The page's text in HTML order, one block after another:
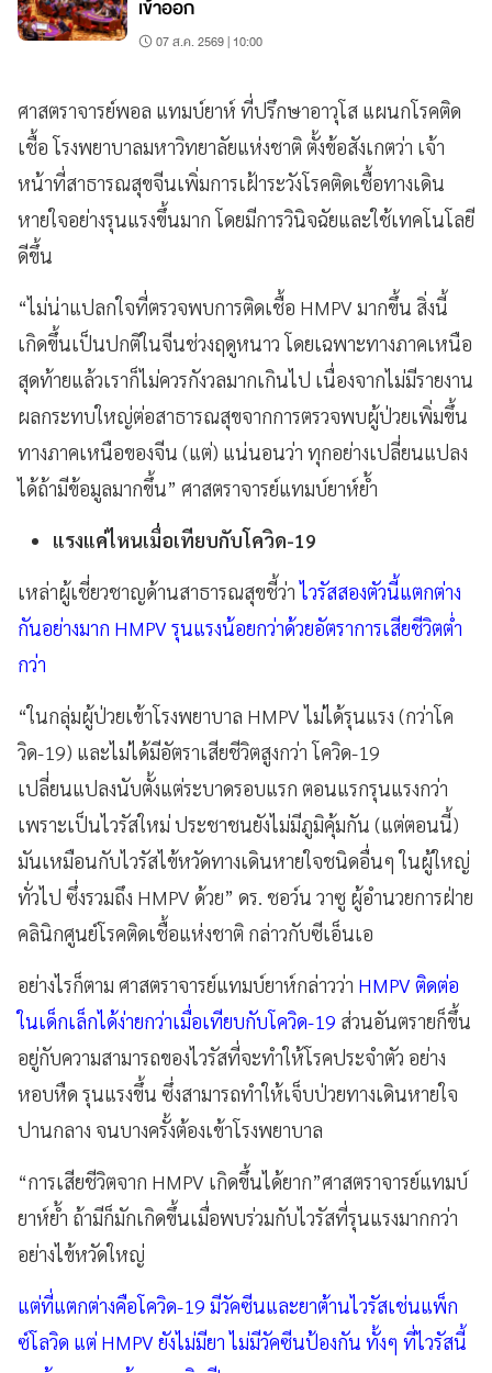
เข้าออก
07 ส.ค. 2569 | 10:00
ศาสตราจารย์พอล แทมบ์ยาห์ ที่ปรึกษาอาวุโส แผนกโรคติด
เชื้อ โรงพยาบาลมหาวิทยาลัยแห่งชาติ ตั้งข้อสังเกตว่า เจ้า
หน้าที่สาธารณสุขจีนเพิ่มการเฝ้าระวังโรคติดเชื้อทางเดิน
หายใจอย่างรุนแรงขึ้นมาก โดยมีการวินิจฉัยและใช้เทคโนโลยี
ดีขึ้น
“ไม่น่าแปลกใจที่ตรวจพบการติดเชื้อ HMPV มากขึ้น สิ่งนี้
เกิดขึ้นเป็นปกติในจีนช่วงฤดูหนาว โดยเฉพาะทางภาคเหนือ
สุดท้ายแล้วเราก็ไม่ควรกังวลมากเกินไป เนื่องจากไม่มีรายงาน
ผลกระทบใหญ่ต่อสาธารณสุขจากการตรวจพบผู้ป่วยเพิ่มขึ้น
ทางภาคเหนือของจีน (แต่) แน่นอนว่า ทุกอย่างเปลี่ยนแปลง
ได้ถ้ามีข้อมูลมากขึ้น” ศาสตราจารย์แทมบ์ยาห์ย้ำ
แรงแค่ไหนเมื่อเทียบกับโควิด-19
เหล่าผู้เชี่ยวชาญด้านสาธารณสุขชี้ว่าไวรัสสองตัวนี้แตกต่าง
กันอย่างมาก HMPV รุนแรงน้อยกว่าด้วยอัตราการเสียชีวิตต่ำ
กว่า
“ในกลุ่มผู้ป่วยเข้าโรงพยาบาล HMPV ไม่ได้รุนแรง (กว่าโค
วิด-19) และไม่ได้มีอัตราเสียชีวิตสูงกว่า โควิด-19
เปลี่ยนแปลงนับตั้งแต่ระบาดรอบแรก ตอนแรกรุนแรงกว่า
เพราะเป็นไวรัสใหม่ ประชาชนยังไม่มีภูมิคุ้มกัน (แต่ตอนนี้)
มันเหมือนกับไวรัสไข้หวัดทางเดินหายใจชนิดอื่นๆ ในผู้ใหญ่
ทั่วไป ซึ่งรวมถึง HMPV ด้วย” ดร. ชอว์น วาซู ผู้อำนวยการฝ่าย
คลินิกศูนย์โรคติดเชื้อแห่งชาติ กล่าวกับซีเอ็นเอ
อย่างไรก็ตาม ศาสตราจารย์แทมบ์ยาห์กล่าวว่า HMPV ติดต่อ
ในเด็กเล็กได้ง่ายกว่าเมื่อเทียบกับโควิด-19 ส่วนอันตรายก็ขึ้น
อยู่กับความสามารถของไวรัสที่จะทำให้โรคประจำตัว อย่าง
หอบหืด รุนแรงขึ้น ซึ่งสามารถทำให้เจ็บป่วยทางเดินหายใจ
ปานกลาง จนบางครั้งต้องเข้าโรงพยาบาล
“การเสียชีวิตจาก HMPV เกิดขึ้นได้ยาก”ศาสตราจารย์แทมบ์
ยาห์ย้ำ ถ้ามีก็มักเกิดขึ้นเมื่อพบร่วมกับไวรัสที่รุนแรงมากกว่า
อย่างไข้หวัดใหญ่
แต่ที่แตกต่างคือโควิด-19 มีวัคซีนและยาต้านไวรัสเช่นแพ็ก
ซ์โลวิด แต่ HMPV ยังไม่มียา ไม่มีวัคซีนป้องกัน ทั้งๆ ที่ไวรัสนี้